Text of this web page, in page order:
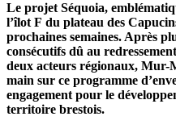
Le projet Séquoia,
l’îlot F du plateau des
prochaines semaines. Après
consécutifs dû au
deux acteurs régionaux,
main sur ce programme
engagement pour le
territoire brestois.